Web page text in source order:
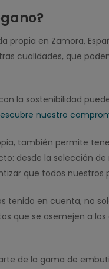
propia en Zamora,
cualidades, que
la sostenibilidad
nuestro
también permite
desde la selección
que todos
tenido en cuenta, no
que se asemejen a
de la gama de